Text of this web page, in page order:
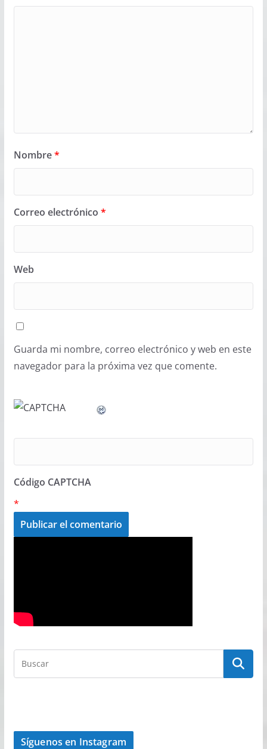
Nombre*
Correo electrónico *
Web
Guarda mi nombre, correo electrónico y web en este
navegador para la próxima vez que comente.
Código CAPTCHA
*
Síguenos en Instagram